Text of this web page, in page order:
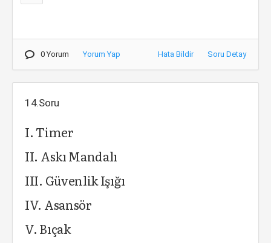
0 Yorum Yorum Yap Hata Bildir Soru Detay
14.Soru
I. Timer
II. Askı Mandalı
III. Güvenlik Işığı
IV. Asansör
V. Bıçak